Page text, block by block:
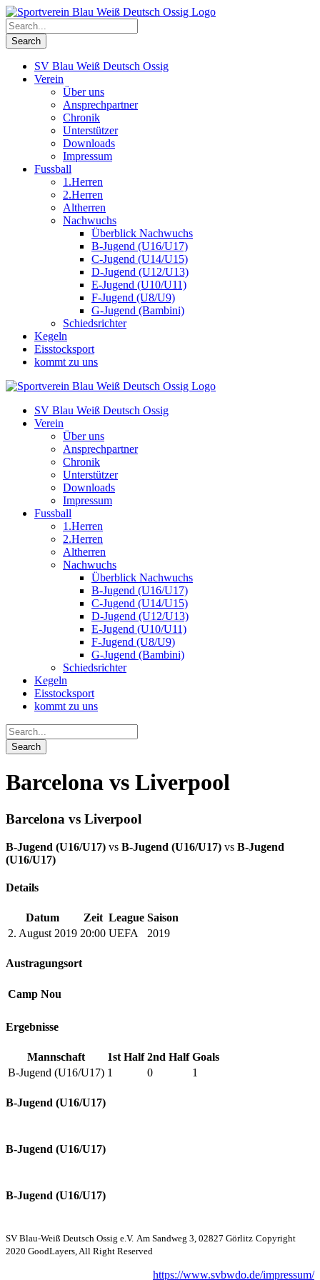
SV Blau Weiß Deutsch Ossig
Verein
Über uns
Ansprechpartner
Chronik
Unterstützer
Downloads
Impressum
Fussball
1.Herren
2.Herren
Altherren
Nachwuchs
Überblick Nachwuchs
B-Jugend (U16/U17)
C-Jugend (U14/U15)
D-Jugend (U12/U13)
E-Jugend (U10/U11)
F-Jugend (U8/U9)
G-Jugend (Bambini)
Schiedsrichter
Kegeln
Eisstocksport
kommt zu uns
SV Blau Weiß Deutsch Ossig
Verein
Über uns
Ansprechpartner
Chronik
Unterstützer
Downloads
Impressum
Fussball
1.Herren
2.Herren
Altherren
Nachwuchs
Überblick Nachwuchs
B-Jugend (U16/U17)
C-Jugend (U14/U15)
D-Jugend (U12/U13)
E-Jugend (U10/U11)
F-Jugend (U8/U9)
G-Jugend (Bambini)
Schiedsrichter
Kegeln
Eisstocksport
kommt zu uns
Barcelona vs Liverpool
Barcelona vs Liverpool
B-Jugend (U16/U17) vs B-Jugend (U16/U17) vs B-Jugend
(U16/U17)
Details
Datum Zeit League Saison
2. August 2019 20:00 UEFA 2019
Austragungsort
Camp Nou
Ergebnisse
Mannschaft 1st Half 2nd Half Goals
B-Jugend (U16/U17) 1 0 1
B-Jugend (U16/U17)
B-Jugend (U16/U17)
B-Jugend (U16/U17)
SV Blau-Weiß Deutsch Ossig e.V. Am Sandweg 3, 02827 Görlitz Copyright
2020 GoodLayers, All Right Reserved
https://www.svbwdo.de/impressum/